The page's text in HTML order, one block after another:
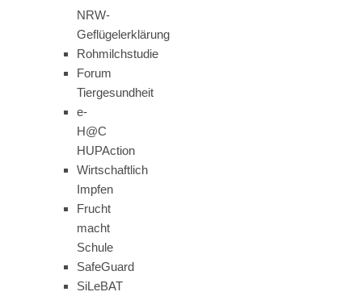
NRW-
Geflügelerklärung
Rohmilchstudie
Forum
Tiergesundheit
e-
H@C
HUPAction
Wirtschaftlich
Impfen
Frucht
macht
Schule
SafeGuard
SiLeBAT